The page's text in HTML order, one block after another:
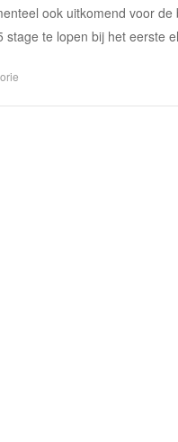
ook uitkomend voor
stage te lopen bij het eerste